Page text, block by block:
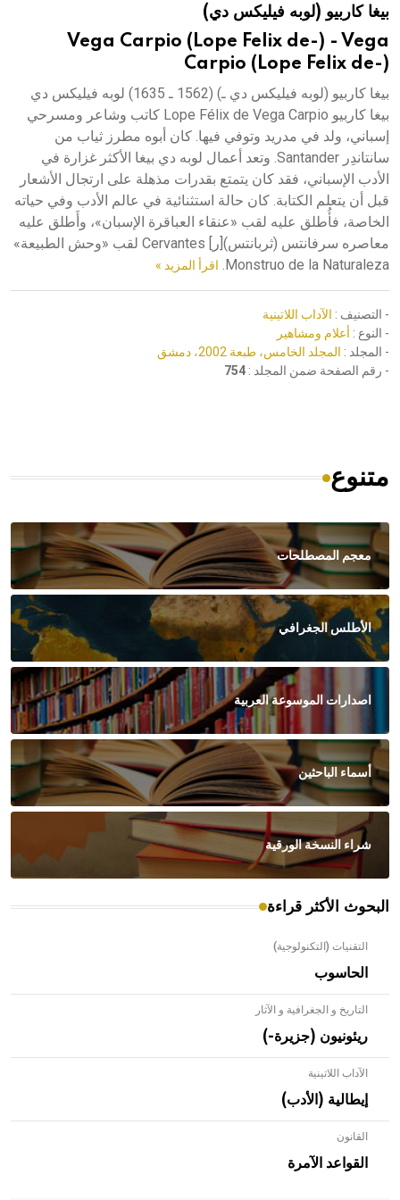
هيئة الموسوعة العربية تطلق موسوعات جديدة في عام 2026
بيغا كاربيو (لوبه فيليكس دي)
Vega Carpio (Lope Felix de-) - Vega
Carpio (Lope Felix de-)
بيغا كاربيو (لوبه فيليكس دي ـ) (1562 ـ 1635) لوبه فيليكس دي
بيغا كاربيو Lope Félix de Vega Carpio كاتب وشاعر ومسرحي
إسباني، ولد في مدريد وتوفي فيها. كان أبوه مطرز ثياب من
سانتاندِر Santander. وتعد أعمال لوبه دي بيغا الأكثر غزارة في
الأدب الإسباني، فقد كان يتمتع بقدرات مذهلة على ارتجال الأشعار
قبل أن يتعلم الكتابة. كان حالة استثنائية في عالم الأدب وفي حياته
الخاصة، فأُطلق عليه لقب «عنقاء العباقرة الإسبان»، وأَطلق عليه
معاصره سرفانتس (ثربانتس)[ر] Cervantes لقب «وحش الطبيعة»
Monstruo de la Naturaleza.
اقرأ المزيد »
- التصنيف : الآداب اللاتينية
- النوع : أعلام ومشاهير
- المجلد : المجلد الخامس، طبعة 2002، دمشق
- رقم الصفحة ضمن المجلد : 754
متنوع
معجم المصطلحات
الأطلس الجغرافي
اصدارات الموسوعة العربية
أسماء الباحثين
شراء النسخة الورقية
البحوث الأكثر قراءة
التقنيات (التكنولوجية)
الحاسوب
التاريخ و الجغرافية و الآثار
ريئونيون (جزيرة-)
الآداب اللاتينية
إيطالية (الأدب)
القانون
القواعد الآمرة
- هل تعلم أن الأبلق نوع من الفنون الهندسية التي ارتبطت
بالعمارة الإسلامية في بلاد الشام ومصر خاصة، حيث يحرص
المعمار على بناء مداميكه وخاصة في الواجهات